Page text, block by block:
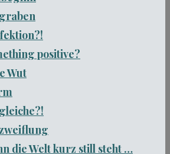
positive?
Wut
die Welt kurz still steht …